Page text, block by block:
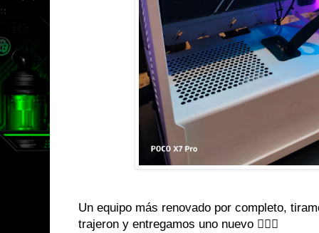
Un equipo más renovado por completo,
trajeron y entregamos uno nuevo 👌🏼😎